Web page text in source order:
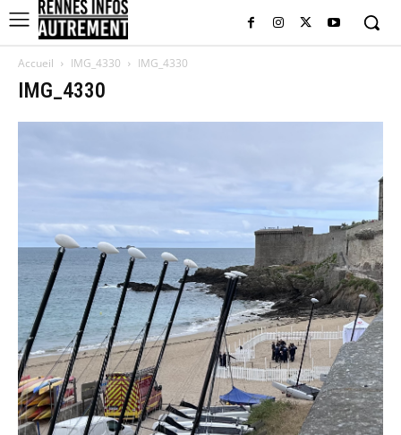
Accueil IMG_4330 IMG_4330
IMG_4330